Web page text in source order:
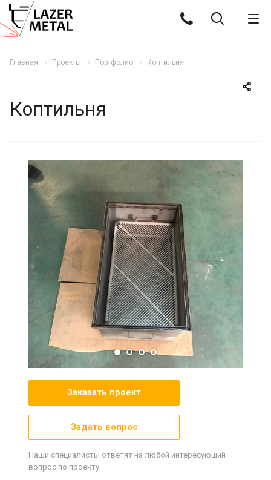
Главная Проекты Портфолио Коптильня
Коптильня
Заказать проект
Задать вопрос
Наши специалисты ответят на любой интересующий
вопрос по проекту